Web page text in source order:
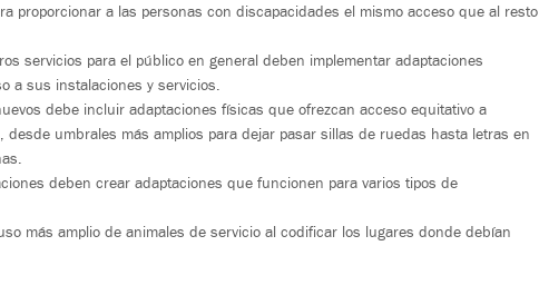
proporcionar a las personas con discapacidades el mismo acceso que al resto
servicios para el público en general deben implementar adaptaciones
a sus instalaciones y servicios.
debe incluir adaptaciones físicas que ofrezcan acceso equitativo a
desde umbrales más amplios para dejar pasar sillas de ruedas hasta letras en
deben crear adaptaciones que funcionen para varios tipos de
más amplio de animales de servicio al codificar los lugares donde debían